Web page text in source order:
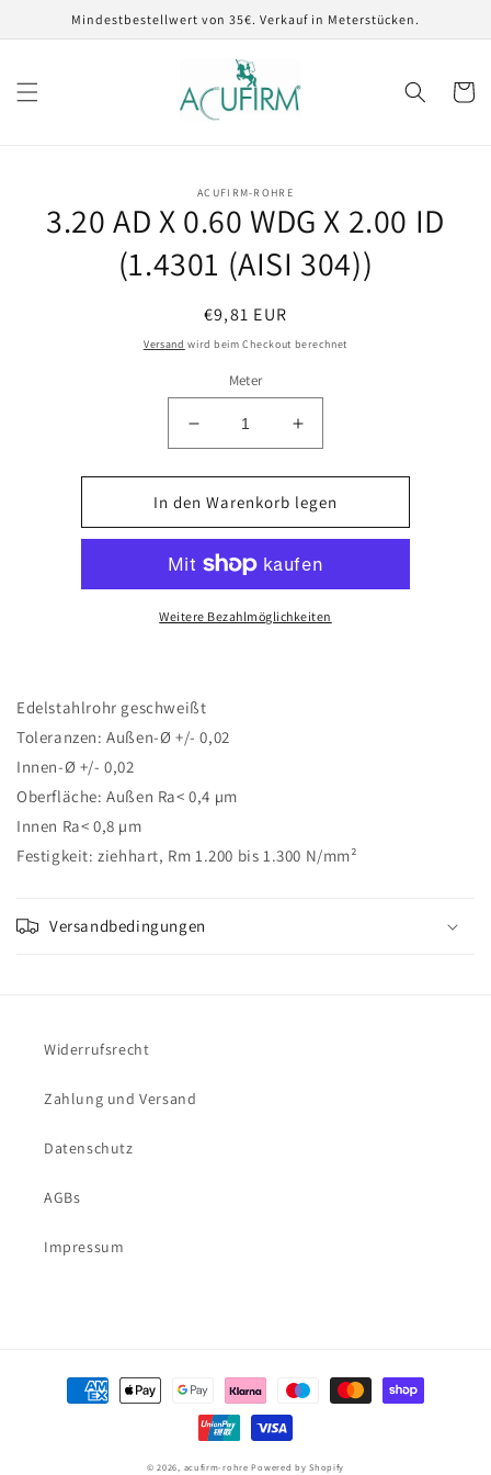
Inhalt
Mindestbestellwert von 35€. Verkauf in Meterstücken.
ACUFIRM-ROHRE
3.20 AD X 0.60 WDG X 2.00 ID
(1.4301 (AISI 304))
Normaler
Preis
€9,81 EUR
Versand wird beim Checkout berechnet
Meter
Verringere
die
Menge
für
3.20
AD
X
0.60
WDG
(1.4301
(AISI
Erhöhe
die
Menge
für
3.20
X
0.60
WDG
In den Warenkorb legen
Weitere Bezahlmöglichkeiten
Edelstahlrohr geschweißt
Toleranzen: Außen-Ø +/- 0,02
Innen-Ø +/- 0,02
Oberfläche: Außen Ra< 0,4 µm
Innen Ra< 0,8 µm
Festigkeit: ziehhart, Rm 1.200 bis 1.300 N/mm²
Versandbedingungen
Widerrufsrecht
Zahlung und Versand
Datenschutz
AGBs
Impressum
Zahlungsmethoden
© 2026, acufirm-rohre Powered by Shopify